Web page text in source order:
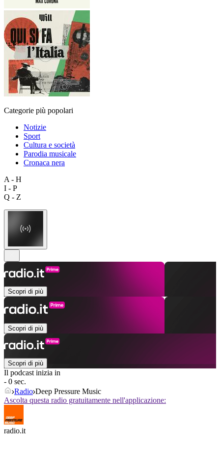
Categorie più popolari
Notizie
Sport
Cultura e società
Parodia musicale
Cronaca nera
A - H
I - P
Q - Z
Scopri di più
Scopri di più
Scopri di più
Il podcast inizia in
- 0 sec.
Radio Deep Pressure Music
Ascolta questa radio gratuitamente nell'applicazione:
radio.it